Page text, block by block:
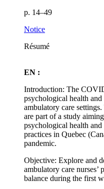
p. 14–49
Notice
Résumé
EN :
Introduction: The
psychological health
ambulatory care
are part of a study
psychological health
practices in Quebec
pandemic.
Objective: Explore and
ambulatory care
balance during the first